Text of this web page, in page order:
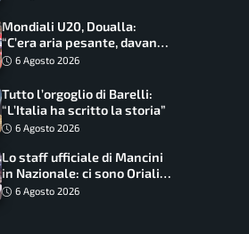
Mondiali U20, Doualla:
“C’era aria pesante, davano
le mascherine! Finale? Non
6 Agosto 2026
Tutto l’orgoglio di Barelli:
“L’Italia ha scritto la storia”
6 Agosto 2026
Lo staff ufficiale di Mancini
in Nazionale: ci sono Oriali e
Bonucci, confermato un
6 Agosto 2026